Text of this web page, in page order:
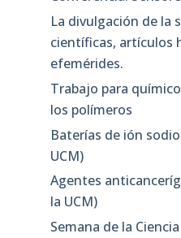
La divulgación de la
científicas, artículos
efemérides.
Trabajo para
los polímeros
Baterías de ión
UCM)
Agentes
la UCM)
Semana de la